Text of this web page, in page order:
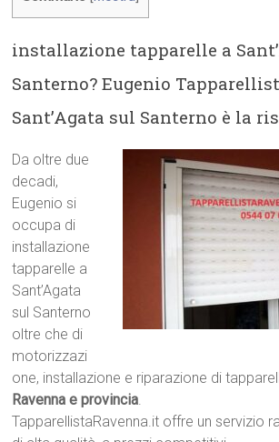
installazione tapparelle a
Santerno? Eugenio
Sant’Agata sul Santerno è la
Da oltre due
decadi,
Eugenio si
occupa di
installazione
tapparelle a
Sant’Agata
sul Santerno
oltre che di
motorizzazi
one, installazione e riparazione di
Ravenna e provincia.
TapparellistaRavenna.it offre un servizio